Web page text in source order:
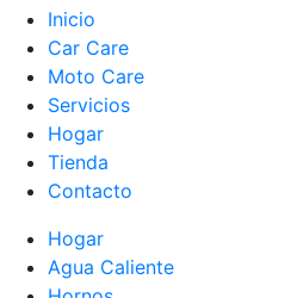
Inicio
Car Care
Moto Care
Servicios
Hogar
Tienda
Contacto
Hogar
Agua Caliente